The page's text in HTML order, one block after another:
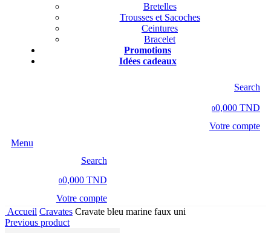
Bretelles
Trousses et Sacoches
Ceintures
Bracelet
Promotions
Idées cadeaux
Search
00,000 TND
Votre compte
Menu
Search
00,000 TND
Votre compte
Accueil Cravates Cravate bleu marine faux uni
Previous product